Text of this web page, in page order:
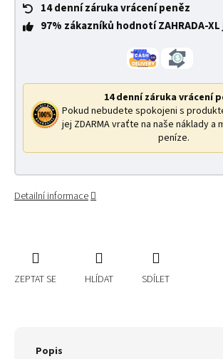
14 denní záruka vrácení peněz
97% zákazníků hodnotí ZAHRADA-XL
14 denní záruka vrácení
Pokud nebudete spokojeni s
jej ZDARMA vraťte na naše náklady a
peníze.
Detailní informace
ZEPTAT SE HLÍDAT SDÍLET
Popis